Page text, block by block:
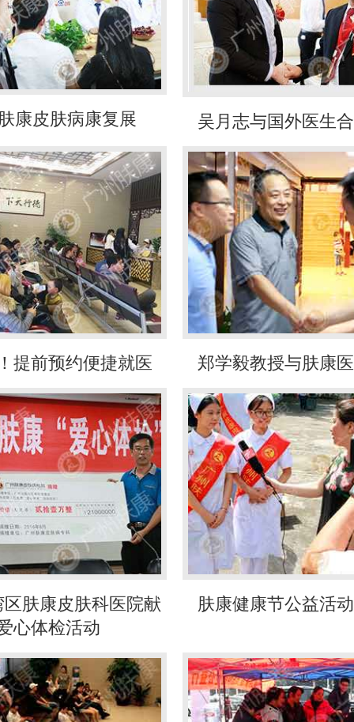
康皮肤病康复展 吴月志与国外医生
提前预约便捷就医 郑学毅教授与肤康
肤康皮肤科医院献
心体检活动
肤康健康节公益活